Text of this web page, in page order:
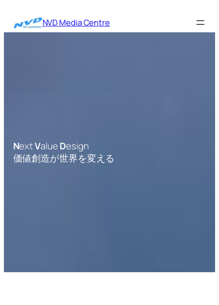
を
NVD Media Centre
NextValueDesign
価値創造が世界を変える